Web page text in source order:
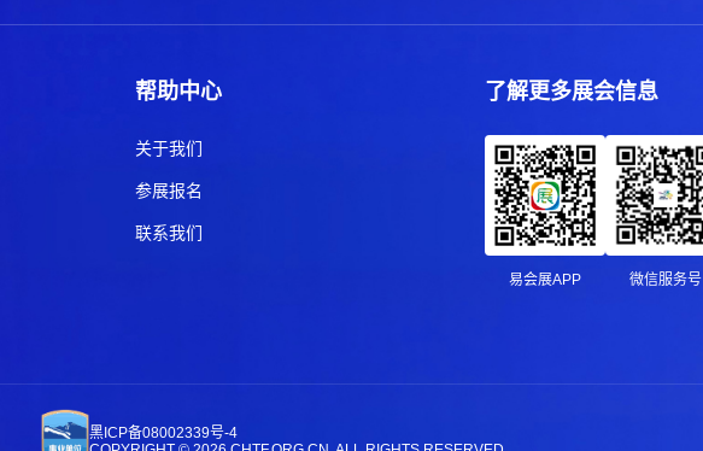
帮助中心
关于我们
参展报名
联系我们
了解更多展会信息
易会展APP 微信服务号
黑ICP备08002339号-4